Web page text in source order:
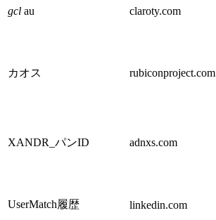
gcl au claroty.com
カオス rubiconproject.com
XANDR_パンID adnxs.com
UserMatch履歴 linkedin.com